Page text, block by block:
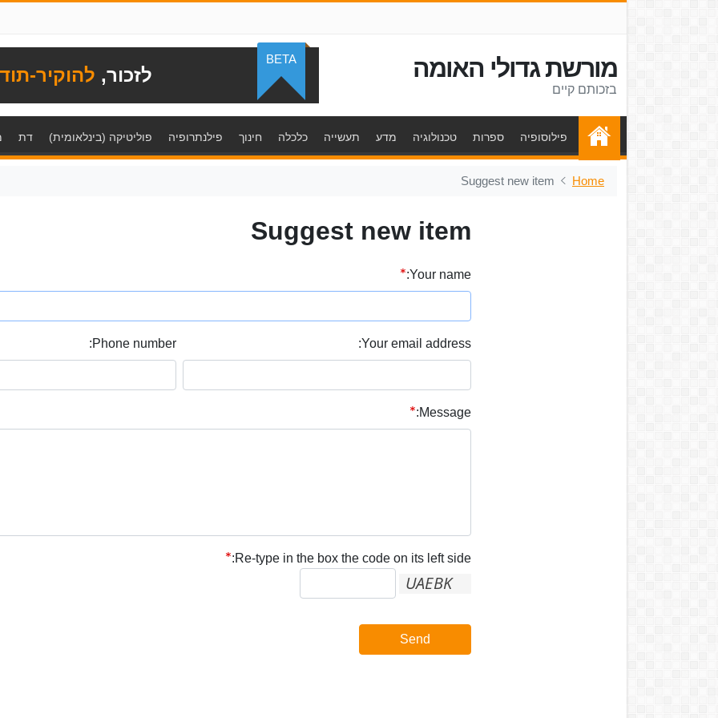
מורשת גדולי האומה
בזכותם קיים
לזכור, להוקיר-
BETA
פילוסופיה ספרות טכנולוגיה מדע תעשייה כלכלה חינוך פילנתרופיה פוליטיקה (בינלאומית) דת
Home
Suggest new item
Suggest new item
Your name:
Your email address:
Phone number:
Message:
Re-type in the box the code on its left side:
Send